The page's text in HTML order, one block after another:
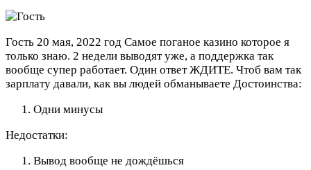
Гость 20 мая, 2022 год Самое поганое казино которое я
только знаю. 2 недели выводят уже, а поддержка так
вообще супер работает. Один ответ ЖДИТЕ. Чтоб вам так
зарплату давали, как вы людей обманываете Достоинства:
Одни минусы
Недостатки:
Вывод вообще не дождёшься